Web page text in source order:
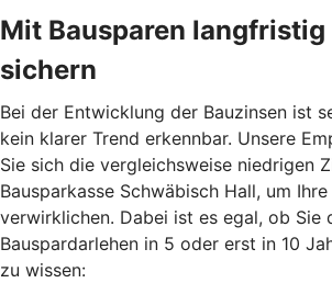
Mit Bausparen langfristig
sichern
Bei der Entwicklung der Bauzinsen ist
kein klarer Trend erkennbar. Unsere
Sie sich die vergleichsweise niedrigen
Bausparkasse Schwäbisch Hall, um
verwirklichen. Dabei ist es egal, ob Sie
Bauspardarlehen in 5 oder erst in 10
zu wissen: